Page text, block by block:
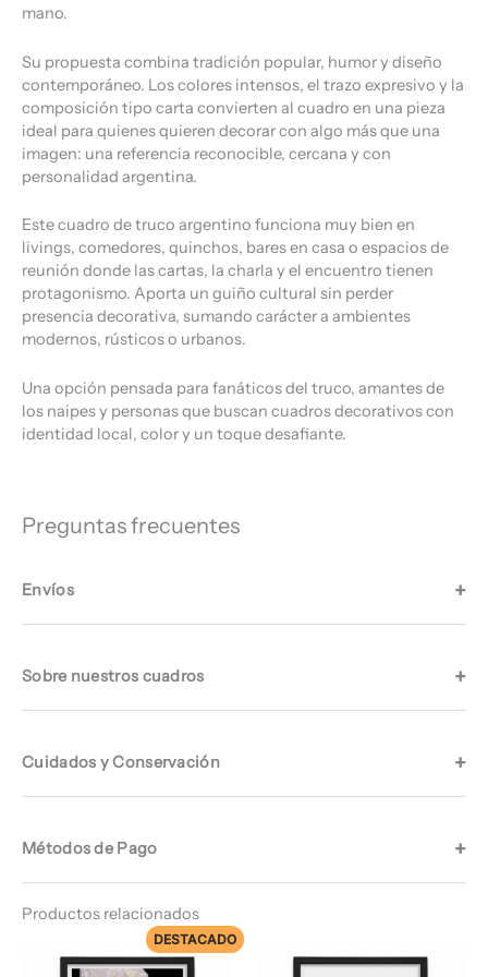
mano.
Su propuesta combina tradición popular, humor y diseño
contemporáneo. Los colores intensos, el trazo expresivo y la
composición tipo carta convierten al cuadro en una pieza
ideal para quienes quieren decorar con algo más que una
imagen: una referencia reconocible, cercana y con
personalidad argentina.
Este cuadro de truco argentino funciona muy bien en
livings, comedores, quinchos, bares en casa o espacios de
reunión donde las cartas, la charla y el encuentro tienen
protagonismo. Aporta un guiño cultural sin perder
presencia decorativa, sumando carácter a ambientes
modernos, rústicos o urbanos.
Una opción pensada para fanáticos del truco, amantes de
los naipes y personas que buscan cuadros decorativos con
identidad local, color y un toque desafiante.
Preguntas frecuentes
Envíos
Sobre nuestros cuadros
Cuidados y Conservación
Métodos de Pago
Productos relacionados
DESTACADO
Rango
de
de